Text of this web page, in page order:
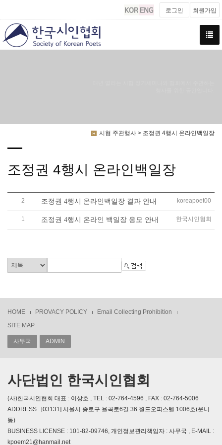
로그인 회원가입
시협 주관행사 > 조정권 4행시 온라인백일장
조정권 4행시 온라인백일장
2 조정권 4행시 온라인백일장 결과 안내 koreapoet00
1 조정권 4행시 온라인 백일장 응모 안내 한국시인협회
HOME PROVACY POLICY
Email Collecting Prohibition
SITE MAP
사무국 ADMIN
사단법인 한국시인협회
(사)한국시인협회 대표 : 이상호 , TEL : 02-764-4596 , FAX : 02-764-5006
ADDRESS : [03131] 서울시 종로구 율곡로6길 36 월드오피스텔 1006호(운니
동)
BUSINESS LICENSE : 101-82-09746, 개인정보관리책임자 : 사무국 , E-MAIL :
kpoem21@hanmail.net